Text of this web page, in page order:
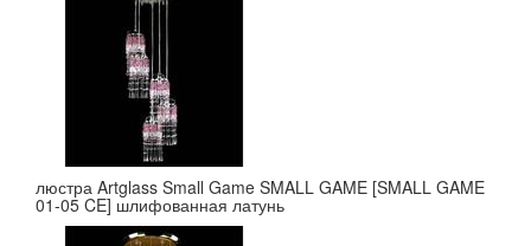
люстра Artglass Small Game SMALL GAME [SMALL GAME
01-05 CE] шлифованная латунь